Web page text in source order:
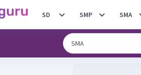
SD SMP SMA